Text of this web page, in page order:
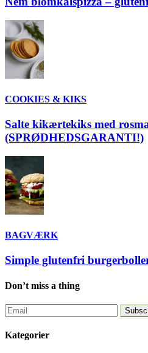
COOKIES & KIKS
Salte kikærtekiks med
(SPRØDHEDSGARANTI!)
BAGVÆRK
Simple glutenfri
Don’t miss a thing
Kategorier